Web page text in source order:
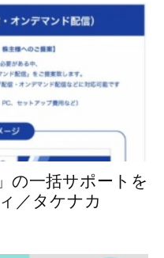
の一括サポートを
／タケナカ